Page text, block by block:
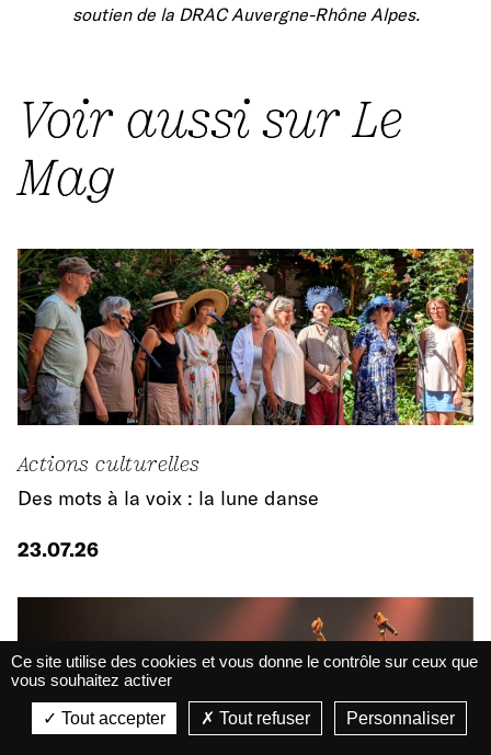
soutien de la DRAC Auvergne-Rhône Alpes.
Voir aussi sur Le
Mag
Actions culturelles
Des mots à la voix : la lune danse
23.07.26
La Belle Électrique
La Belle Électrique
VIEW - On Google Play
VIEW
Ce site utilise des cookies et vous donne le contrôle sur ceux que
vous souhaitez activer
Tout accepter Tout refuser Personnaliser